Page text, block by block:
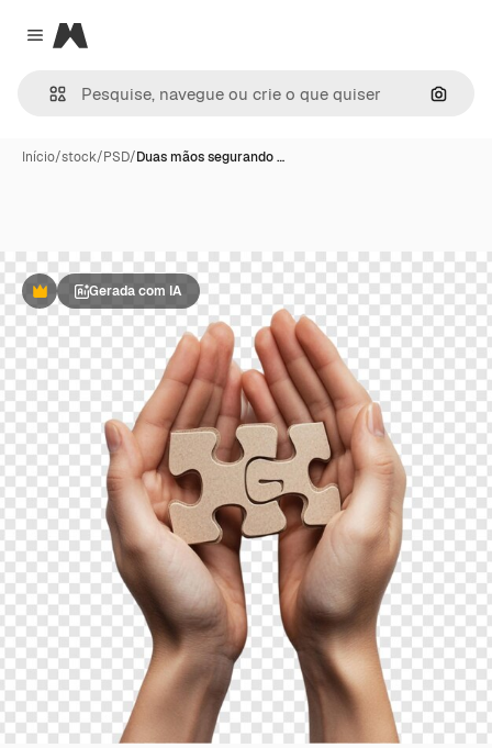
Close menu
Magnific
Início/stock/PSD/Duas mãos segurando …
PremiumGerada com IA